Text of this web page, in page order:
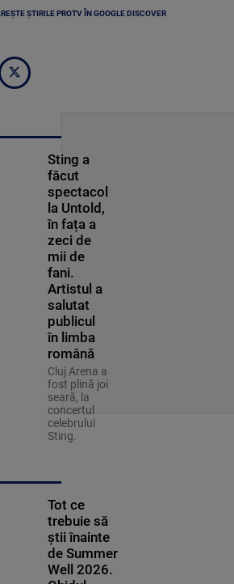
ȘTIRILE PROTV ÎN GOOGLE DISCOVER
Sting a
făcut
spectacol
la Untold,
în fața a
zeci de
mii de
fani.
Artistul a
salutat
publicul
în limba
română
Cluj Arena a
fost plină joi
seară, la
concertul
celebrului
Sting.
Tot ce
trebuie să
știi înainte
de Summer
Well 2026.